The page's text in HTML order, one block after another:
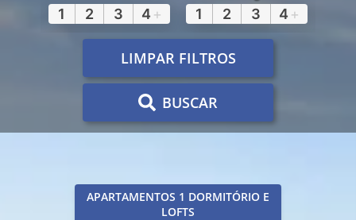
1 2 3 4 + 1 2 3 4 +
LIMPAR FILTROS
BUSCAR
APARTAMENTOS 1 DORMITÓRIO E
LOFTS